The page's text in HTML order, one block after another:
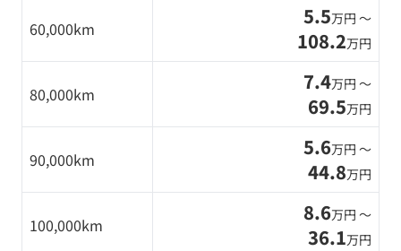
60,000km 5.5万円 〜
108.2万円
80,000km 7.4万円 〜
69.5万円
90,000km 5.6万円 〜
44.8万円
100,000km 8.6万円 〜
36.1万円